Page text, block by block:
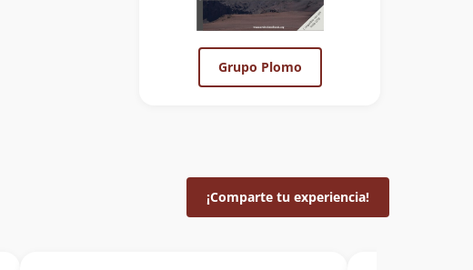
Grupo Plomo
¡Comparte tu experiencia!